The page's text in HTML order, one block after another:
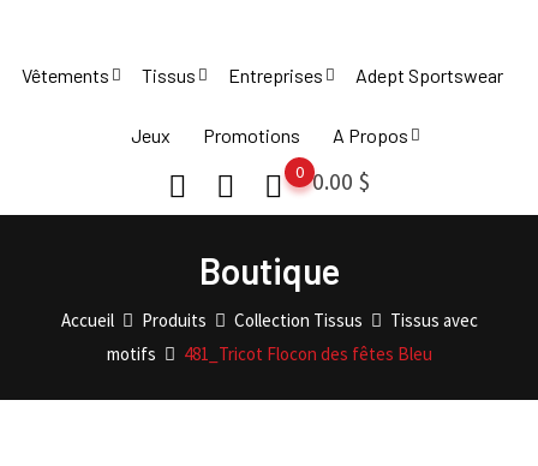
content
Vêtements Tissus Entreprises Adept Sportswear
Jeux Promotions A Propos
0.00 $
0
Boutique
Accueil Produits Collection Tissus
Tissus avec
motifs
481_Tricot Flocon des fêtes Bleu